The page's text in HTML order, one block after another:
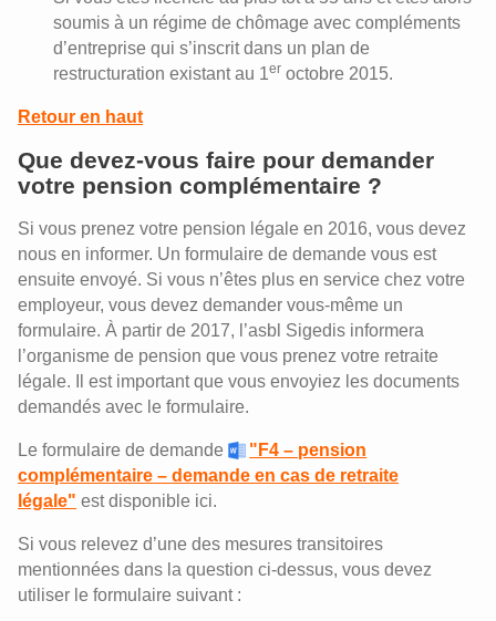
soumis à un régime de chômage avec compléments
d’entreprise qui s’inscrit dans un plan de
restructuration existant au 1er octobre 2015.
Retour en haut
Que devez-vous faire pour demander
votre pension complémentaire ?
Si vous prenez votre pension légale en 2016, vous devez
nous en informer. Un formulaire de demande vous est
ensuite envoyé. Si vous n’êtes plus en service chez votre
employeur, vous devez demander vous-même un
formulaire. À partir de 2017, l’asbl Sigedis informera
l’organisme de pension que vous prenez votre retraite
légale. Il est important que vous envoyiez les documents
demandés avec le formulaire.
Le formulaire de demande
"F4 – pension
complémentaire – demande en cas de retraite
légale" est disponible ici.
Si vous relevez d’une des mesures transitoires
mentionnées dans la question ci-dessus, vous devez
utiliser le formulaire suivant :